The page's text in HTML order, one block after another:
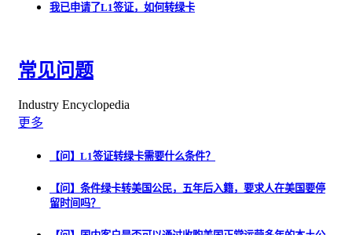
我已申请了L1签证，如何转绿卡
常见问题
Industry Encyclopedia
更多
【问】L1签证转绿卡需要什么条件？
【问】条件绿卡转美国公民，五年后入籍，要求人在美国要停
留时间吗？